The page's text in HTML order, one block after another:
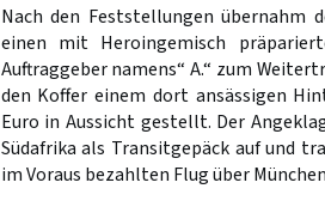
Nach den Feststellungen übernahm
einen mit Heroingemisch
Auftraggeber namens“ A.“ zum
den Koffer einem dort ansässigen
Euro in Aussicht gestellt. Der
Südafrika als Transitgepäck auf und
im Voraus bezahlten Flug über